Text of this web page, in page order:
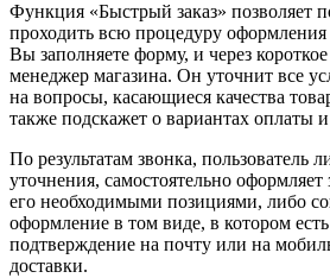
Функция «Быстрый заказ» позволяет
проходить всю процедуру оформления
Вы заполняете форму, и через
менеджер магазина. Он уточнит все
на вопросы, касающиеся качества
также подскажет о вариантах оплаты
По результатам звонка, пользователь
уточнения, самостоятельно оформляет
его необходимыми позициями, либо
оформление в том виде, в котором
подтверждение на почту или на
доставки.